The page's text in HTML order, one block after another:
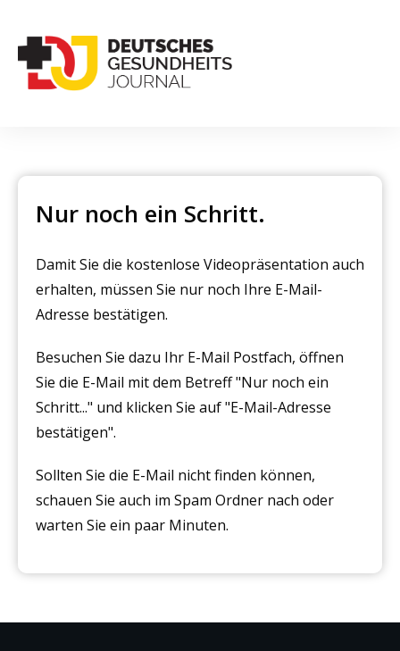
Nur noch ein Schritt.
Damit Sie die kostenlose Videopräsentation auch
erhalten, müssen Sie nur noch Ihre E-Mail-
Adresse bestätigen.
Besuchen Sie dazu Ihr E-Mail Postfach, öffnen
Sie die E-Mail mit dem Betreff "Nur noch ein
Schritt..." und klicken Sie auf "E-Mail-Adresse
bestätigen".
Sollten Sie die E-Mail nicht finden können,
schauen Sie auch im Spam Ordner nach oder
warten Sie ein paar Minuten.